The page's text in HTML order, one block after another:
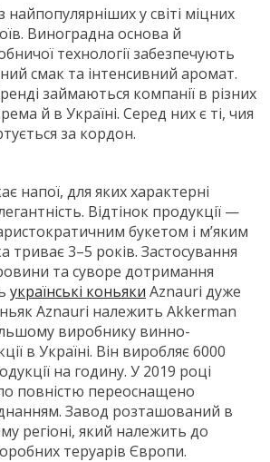
найпопулярніших у світі міцних
Виноградна основа й
технології забезпечують
смак та інтенсивний аромат.
займаються компанії в різних
й в Україні. Серед них є ті, чия
за кордон.
напої, для яких характерні
Відтінок продукції —
букетом і м’яким
3–5 років. Застосування
та суворе дотримання
українські коньяки Aznauri дуже
Aznauri належить Akkerman
виробнику винно-
в Україні. Він виробляє 6000
на годину. У 2019 році
повністю переоснащено
Завод розташований в
регіоні, який належить до
теруарів Європи.